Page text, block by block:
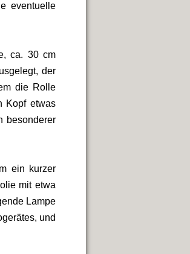
eventuelle
ca. 30 cm
der
die Rolle
Kopf etwas
besonderer
ein kurzer
mit etwa
Lampe
und